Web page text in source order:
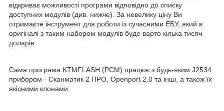
відкриває можливості програми відповідно до списку
доступних модулів (див. нижче). За невелику ціну Ви
отримаєте інструмент для роботи із сучасними ЕБУ, який в
оригіналі з таким набором модулів буде варто кілька тисяч
доларів.
Сама програма KTMFLASH (PCM) працює з будь-яким J2534
прибором - Сканматик 2 ПРО, Openport 2.0 та інші, а також їх
якісними клонами.